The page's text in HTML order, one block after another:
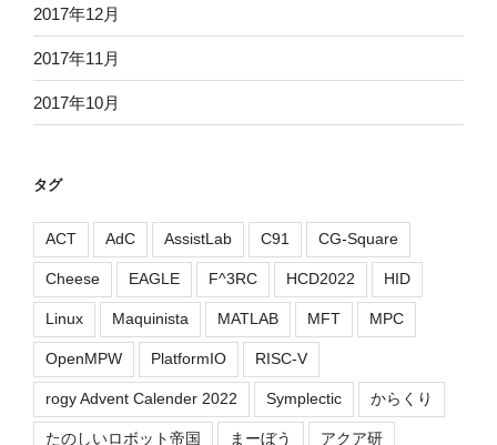
2017年12月
2017年11月
2017年10月
タグ
ACT AdC AssistLab C91 CG-Square
Cheese EAGLE F^3RC HCD2022 HID
Linux Maquinista MATLAB MFT MPC
OpenMPW PlatformIO RISC-V
rogy Advent Calender 2022 Symplectic からくり
たのしいロボット帝国 まーぼう アクア研